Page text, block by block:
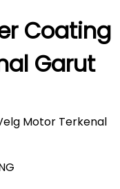
Coating
Garut
Motor Terkenal